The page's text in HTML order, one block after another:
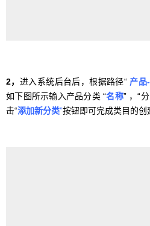
2， 进入系统后台后，根据路径“ 产品
如下图所示输入产品分类 “名称” ，“
击“添加新分类”按钮即可完成类目的创